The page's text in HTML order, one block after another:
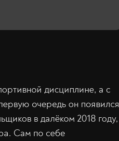
дисциплине, а с
очередь он появился
в далёком 2018 году,
Сам по себе